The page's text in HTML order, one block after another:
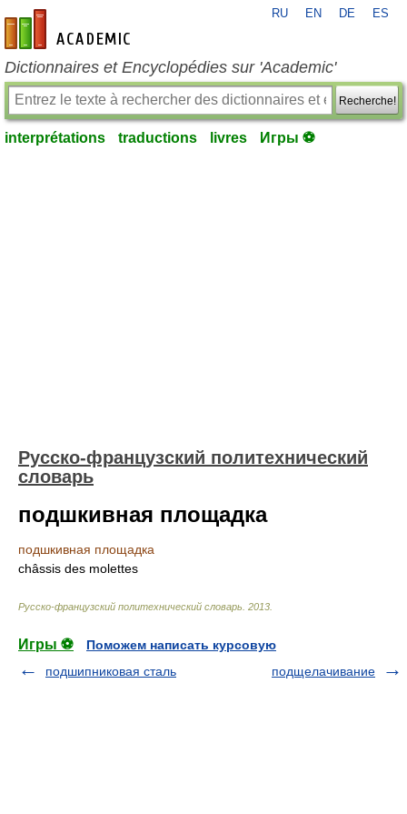
fr-academic.com
RU EN DE ES
Dictionnaires et Encyclopédies sur 'Academic'
Recherche!
interprétations traductions livres Игры ⚽
Русско-французский политехнический
словарь
подшкивная площадка
подшкивная площадка
châssis des molettes
Русско-французский политехнический словарь 2013
Игры ⚽
Поможем написать курсовую
подшипниковая сталь
подщелачивание